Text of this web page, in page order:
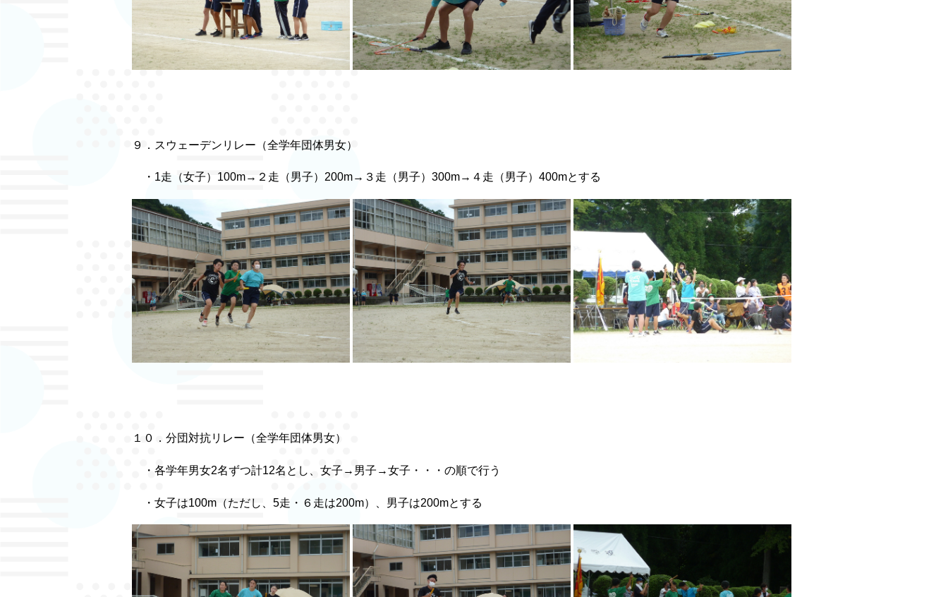
９．スウェーデンリレー（全学年団体男女）
・1走（女子）100m→２走（男子）200m→３走（男子）300m→４走（男子）400mとする
１０．分団対抗リレー（全学年団体男女）
・各学年男女2名ずつ計12名とし、女子→男子→女子・・・の順で行う
・女子は100m（ただし、5走・６走は200m）、男子は200mとする